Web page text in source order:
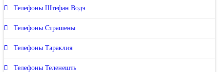
Телефоны Штефан Водэ
Телефоны Страшены
Телефоны Тараклия
Телефоны Теленешть